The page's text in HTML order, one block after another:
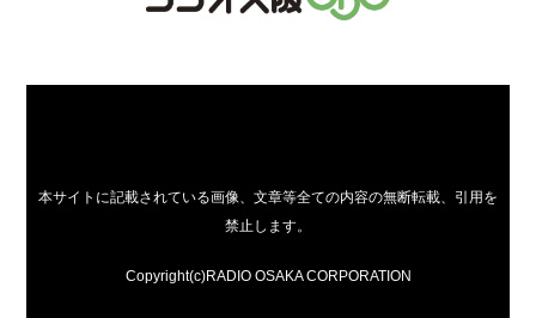
本サイトに記載されている画像、文章等全ての内容の無断転載、引用を
禁止します。
Copyright(c)RADIO OSAKA CORPORATION